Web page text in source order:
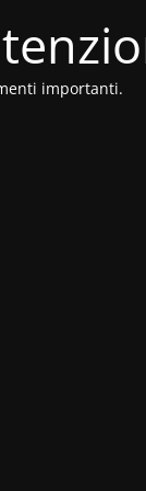
importanti.